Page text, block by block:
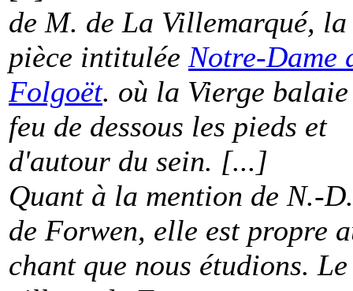
de M. de La Villemarqué, la
pièce intitulée Notre-Dame
Folgoët. où la Vierge
feu de dessous les pieds et
d'autour du sein. [...]
Quant à la mention de N.-D.
de Forwen, elle est propre
chant que nous étudions. Le